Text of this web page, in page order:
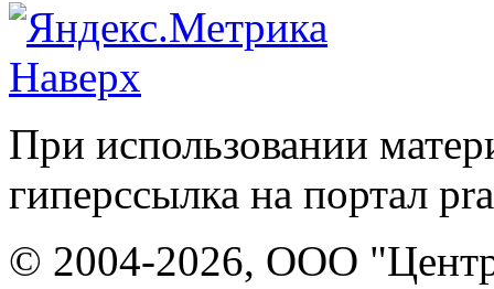
Наверх
При использовании
гиперссылка на портал
© 2004-2026, ООО "Центр